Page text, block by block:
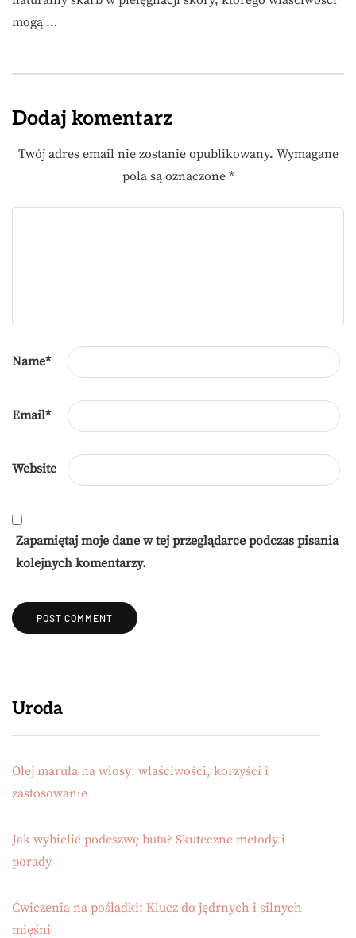
mogą …
Dodaj komentarz
Twój adres email nie zostanie opublikowany. Wymagane
pola są oznaczone *
Name*
Email*
Website
Zapamiętaj moje dane w tej przeglądarce podczas pisania
kolejnych komentarzy.
Uroda
Olej marula na włosy: właściwości, korzyści i
zastosowanie
Jak wybielić podeszwę buta? Skuteczne metody i
porady
Ćwiczenia na pośladki: Klucz do jędrnych i silnych
mięśni